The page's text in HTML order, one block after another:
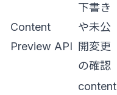
Content
Preview API
下書き
や未公
開変更
の確認
content